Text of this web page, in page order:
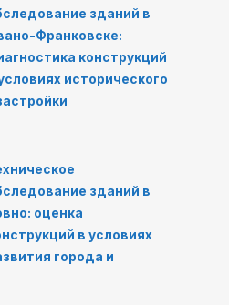
зданий в
Франковске:
конструкций
исторического
зданий в
оценка
в условиях
города и